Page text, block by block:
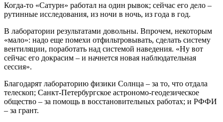
Когда-то «Сатурн» работал на один рывок; сейчас его дело –
рутинные исследования, из ночи в ночь, из года в год.
В лаборатории результатами довольны. Впрочем, некоторым
«мало»: надо еще помехи отфильтровывать, сделать систему
вентиляции, поработать над системой наведения. «Ну вот
сейчас его докрасим – и начнется новая наблюдательная
сессия».
Благодарят лабораторию физики Солнца – за то, что отдала
телескоп; Санкт-Петербургское астрономо-геодезическое
общество – за помощь в восстановительных работах; и РФФИ
– за грант.